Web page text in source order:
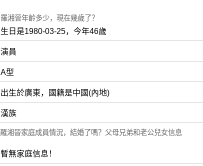
羅湘晉年齡多少，現在幾歲了？
生日是1980-03-25，今年46歲
演員
A型
出生於廣東，國籍是中國(內地)
漢族
羅湘晉家庭成員情況，結婚了嗎？父母兄弟和老公兒女信息
暫無家庭信息！